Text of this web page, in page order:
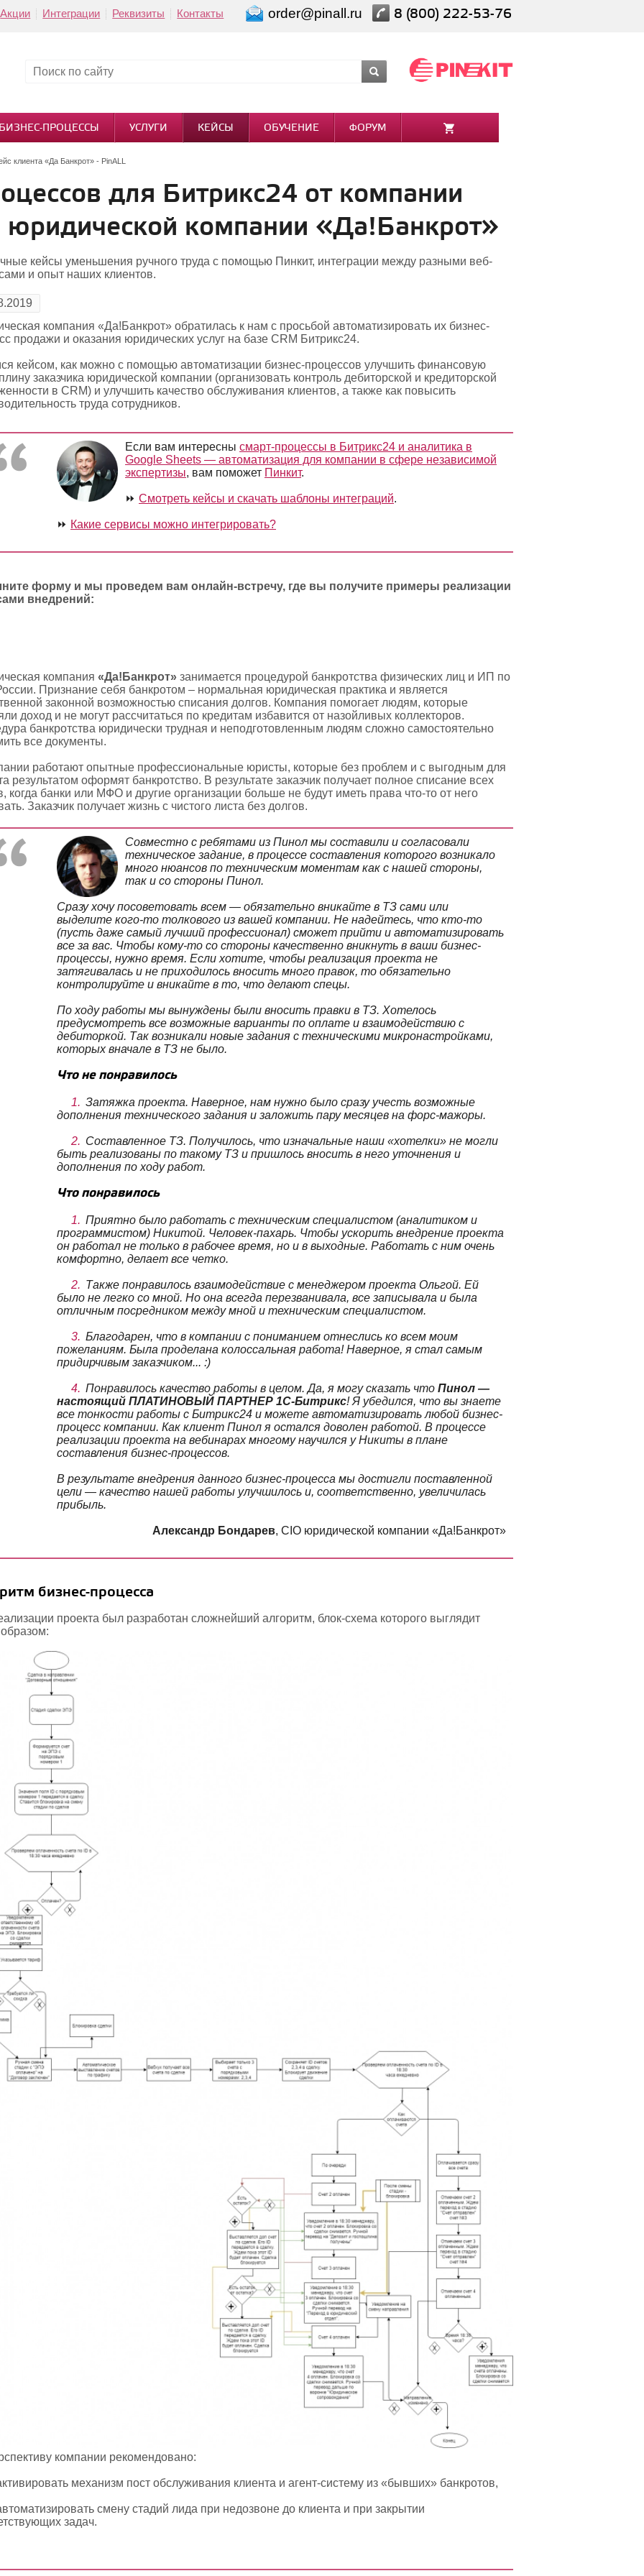
Акции Интеграции Реквизиты Контакты order@pinall.ru 8 (800) 222-53-76
ПРОЦЕССЫ УСЛУГИ КЕЙСЫ ОБУЧЕНИЕ ФОРУМ
клиента «Да Банкрот» - PinALL
для Битрикс24 от компании
компании «Да!Банкрот»
кейсы уменьшения ручного труда с помощью Пинкит, интеграции между разными веб-
и опыт наших клиентов.
компания «Да!Банкрот» обратилась к нам с просьбой автоматизировать их бизнес-
продажи и оказания юридических услуг на базе CRM Битрикс24.
кейсом, как можно с помощью автоматизации бизнес-процессов улучшить финансовую
заказчика юридической компании (организовать контроль дебиторской и кредиторской
в CRM) и улучшить качество обслуживания клиентов, а также как повысить
труда сотрудников.
Если вам интересны смарт-процессы в Битрикс24 и аналитика в
Google Sheets — автоматизация для компании в сфере независимой
экспертизы, вам поможет Пинкит.
⏩ Смотреть кейсы и скачать шаблоны интеграций.
⏩ Какие сервисы можно интегрировать?
форму и мы проведем вам онлайн-встречу, где вы получите примеры реализации
внедрений:
компания «Да!Банкрот» занимается процедурой банкротства физических лиц и ИП по
Признание себя банкротом – нормальная юридическая практика и является
законной возможностью списания долгов. Компания помогает людям, которые
доход и не могут рассчитаться по кредитам избавится от назойливых коллекторов.
банкротства юридически трудная и неподготовленным людям сложно самостоятельно
все документы.
работают опытные профессиональные юристы, которые без проблем и с выгодным для
результатом оформят банкротство. В результате заказчик получает полное списание всех
когда банки или МФО и другие организации больше не будут иметь права что-то от него
Заказчик получает жизнь с чистого листа без долгов.
Совместно с ребятами из Пинол мы составили и согласовали
техническое задание, в процессе составления которого возникало
много нюансов по техническим моментам как с нашей стороны,
так и со стороны Пинол.
Сразу хочу посоветовать всем — обязательно вникайте в ТЗ сами или
выделите кого-то толкового из вашей компании. Не надейтесь, что кто-то
(пусть даже самый лучший профессионал) сможет прийти и автоматизировать
все за вас. Чтобы кому-то со стороны качественно вникнуть в ваши бизнес-
процессы, нужно время. Если хотите, чтобы реализация проекта не
затягивалась и не приходилось вносить много правок, то обязательно
контролируйте и вникайте в то, что делают спецы.
По ходу работы мы вынуждены были вносить правки в ТЗ. Хотелось
предусмотреть все возможные варианты по оплате и взаимодействию с
дебиторкой. Так возникали новые задания с техническими микронастройками,
которых вначале в ТЗ не было.
Что не понравилось
Затяжка проекта. Наверное, нам нужно было сразу учесть возможные
дополнения технического задания и заложить пару месяцев на форс-мажоры.
Составленное ТЗ. Получилось, что изначальные наши «хотелки» не могли
быть реализованы по такому ТЗ и пришлось вносить в него уточнения и
дополнения по ходу работ.
Что понравилось
Приятно было работать с техническим специалистом (аналитиком и
программистом) Никитой. Человек-пахарь. Чтобы ускорить внедрение проекта
он работал не только в рабочее время, но и в выходные. Работать с ним очень
комфортно, делает все четко.
Также понравилось взаимодействие с менеджером проекта Ольгой. Ей
было не легко со мной. Но она всегда перезванивала, все записывала и была
отличным посредником между мной и техническим специалистом.
Благодарен, что в компании с пониманием отнеслись ко всем моим
пожеланиям. Была проделана колоссальная работа! Наверное, я стал самым
придирчивым заказчиком... :)
Понравилось качество работы в целом. Да, я могу сказать что Пинол —
настоящий ПЛАТИНОВЫЙ ПАРТНЕР 1С-Битрикс! Я убедился, что вы знаете
все тонкости работы с Битрикс24 и можете автоматизировать любой бизнес-
процесс компании. Как клиент Пинол я остался доволен работой. В процессе
реализации проекта на вебинарах многому научился у Никиты в плане
составления бизнес-процессов.
В результате внедрения данного бизнес-процесса мы достигли поставленной
цели — качество нашей работы улучшилось и, соответственно, увеличилась
прибыль.
Александр Бондарев, CIO юридической компании «Да!Банкрот»
бизнес-процесса
проекта был разработан сложнейший алгоритм, блок-схема которого выглядит
компании рекомендовано:
механизм пост обслуживания клиента и агент-систему из «бывших» банкротов,
смену стадий лида при недозвоне до клиента и при закрытии
задач.